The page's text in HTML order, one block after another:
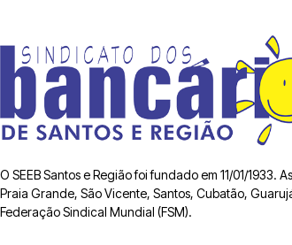
O SEEB Santos e Região foi fundado em 11/01/
Praia Grande, São Vicente, Santos, Cubatão,
Federação Sindical Mundial (FSM).